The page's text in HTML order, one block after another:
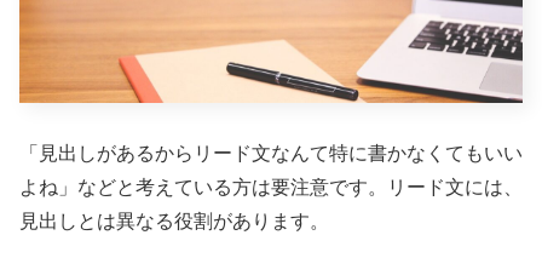
「見出しがあるからリード文なんて特に書かなくてもいい
よね」などと考えている方は要注意です。リード文には、
見出しとは異なる役割があります。